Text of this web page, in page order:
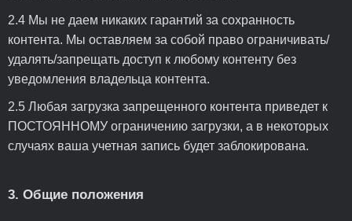
2.4 Мы не даем никаких гарантий за сохранность
контента. Мы оставляем за собой право ограничивать/
удалять/запрещать доступ к любому контенту без
уведомления владельца контента.
2.5 Любая загрузка запрещенного контента приведет к
ПОСТОЯННОМУ ограничению загрузки, а в некоторых
случаях ваша учетная запись будет заблокирована.
3. Общие положения